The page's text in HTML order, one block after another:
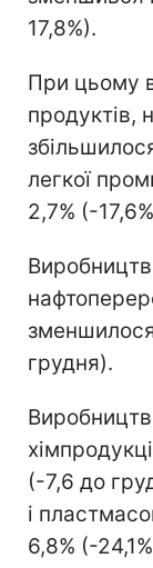
17,8%).
При цьому
продуктів,
легкої
2,7% (-
грудня).
(-7,6 до
і
6,8% (-